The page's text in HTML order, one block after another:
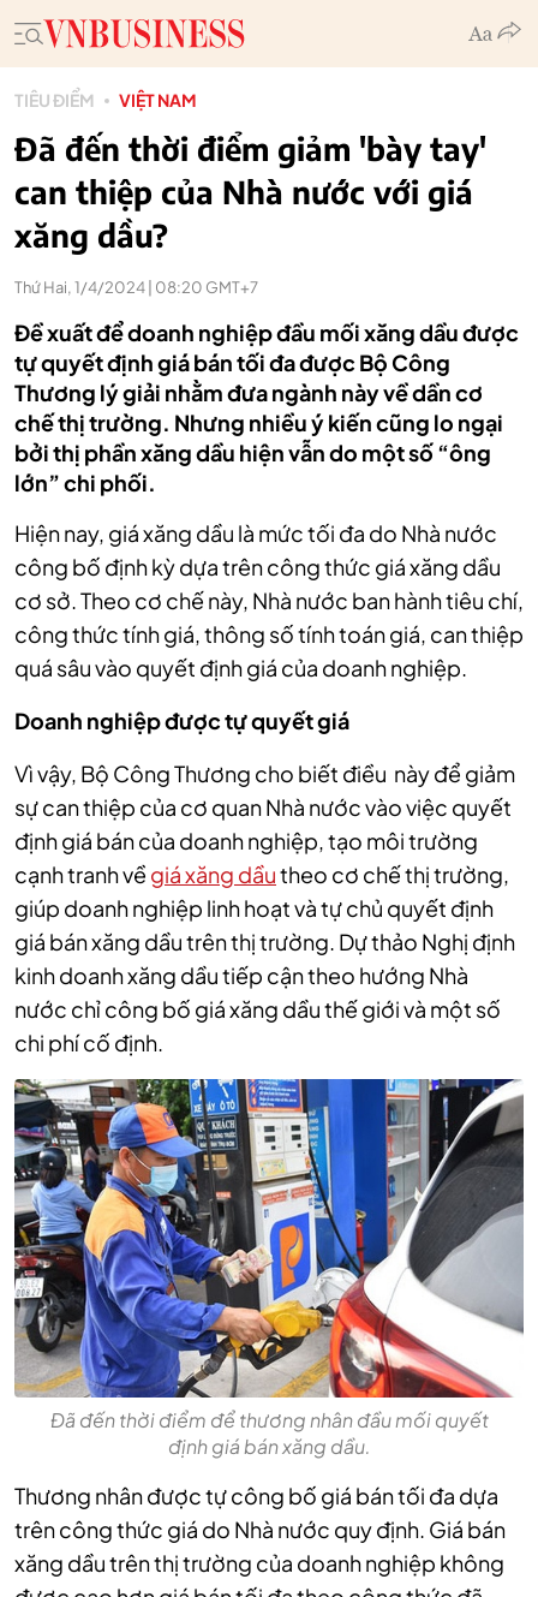
TIÊU ĐIỂM VIỆT NAM
Đã đến thời điểm giảm 'bày tay'
can thiệp của Nhà nước với giá
xăng dầu?
Thứ Hai, 1/4/2024 | 08:20 GMT+7
Đề xuất để doanh nghiệp đầu mối xăng dầu được
tự quyết định giá bán tối đa được Bộ Công
Thương lý giải nhằm đưa ngành này về dần cơ
chế thị trường. Nhưng nhiều ý kiến cũng lo ngại
bởi thị phần xăng dầu hiện vẫn do một số “ông
lớn” chi phối.
Hiện nay, giá xăng dầu là mức tối đa do Nhà nước
công bố định kỳ dựa trên công thức giá xăng dầu
cơ sở. Theo cơ chế này, Nhà nước ban hành tiêu chí,
công thức tính giá, thông số tính toán giá, can thiệp
quá sâu vào quyết định giá của doanh nghiệp.
Doanh nghiệp được tự quyết giá
Vì vậy, Bộ Công Thương cho biết điều này để giảm
sự can thiệp của cơ quan Nhà nước vào việc quyết
định giá bán của doanh nghiệp, tạo môi trường
cạnh tranh về giá xăng dầutheo cơ chế thị trường,
giúp doanh nghiệp linh hoạt và tự chủ quyết định
giá bán xăng dầu trên thị trường. Dự thảo Nghị định
kinh doanh xăng dầu tiếp cận theo hướng Nhà
nước chỉ công bố giá xăng dầu thế giới và một số
chi phí cố định.
Đã đến thời điểm để thương nhân đầu mối quyết
định giá bán xăng dầu.
Thương nhân được tự công bố giá bán tối đa dựa
trên công thức giá do Nhà nước quy định. Giá bán
xăng dầu trên thị trường của doanh nghiệp không